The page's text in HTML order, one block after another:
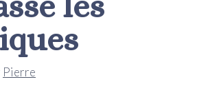
Pierre